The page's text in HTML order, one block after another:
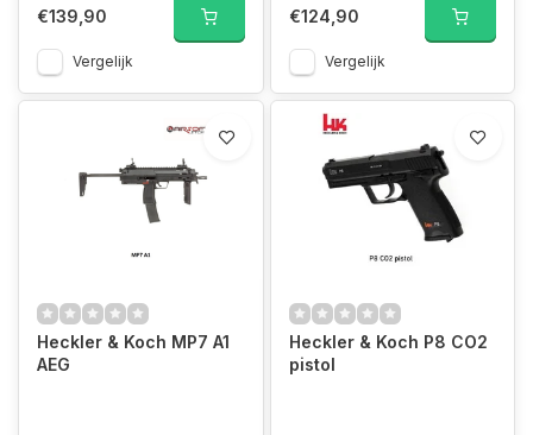
€139,90
Vergelijk
€124,90
Vergelijk
Heckler & Koch MP7 A1
AEG
Heckler & Koch P8 CO2
pistol